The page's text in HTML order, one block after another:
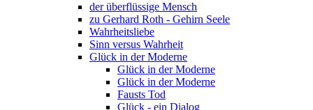
der überflüssige Mensch
zu Gerhard Roth - Gehirn Seele
Wahrheitsliebe
Sinn versus Wahrheit
Glück in der Moderne
Glück in der Moderne
Glück in der Moderne
Fausts Tod
Glück - ein Dialog